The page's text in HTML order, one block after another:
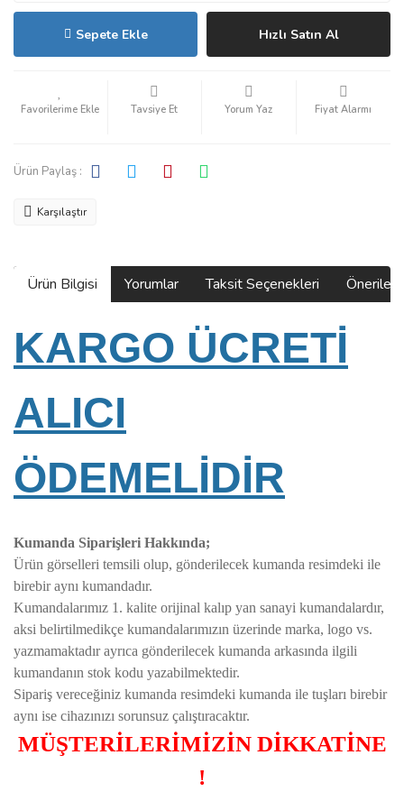
Sepete Ekle Hızlı Satın Al
Tavsiye Et Yorum Yaz Fiyat Alarmı
Ürün Paylaş :
Karşılaştır
Ürün Bilgisi Yorumlar Taksit Seçenekleri
KARGO ÜCRETİ
ALICI
ÖDEMELİDİR
Kumanda Siparişleri Hakkında;
Ürün görselleri temsili olup, gönderilecek kumanda resimdeki ile
birebir aynı kumandadır.
Kumandalarımız 1. kalite orijinal kalıp yan sanayi kumandalardır,
aksi belirtilmedikçe kumandalarımızın üzerinde marka, logo vs.
yazmamaktadır ayrıca gönderilecek kumanda arkasında ilgili
kumandanın stok kodu yazabilmektedir.
Sipariş vereceğiniz kumanda resimdeki kumanda ile tuşları birebir
aynı ise cihazınızı sorunsuz çalıştıracaktır.
MÜŞTERİLERİMİZİN DİKKATİNE
!